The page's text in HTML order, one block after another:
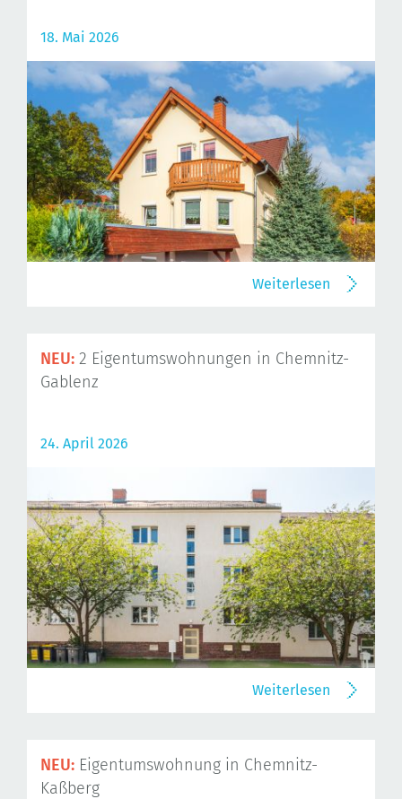
18. Mai 2026
Weiterlesen
NEU: 2 Eigentumswohnungen in Chemnitz-
Gablenz
24. April 2026
Weiterlesen
NEU: Eigentumswohnung in Chemnitz-
Kaßberg